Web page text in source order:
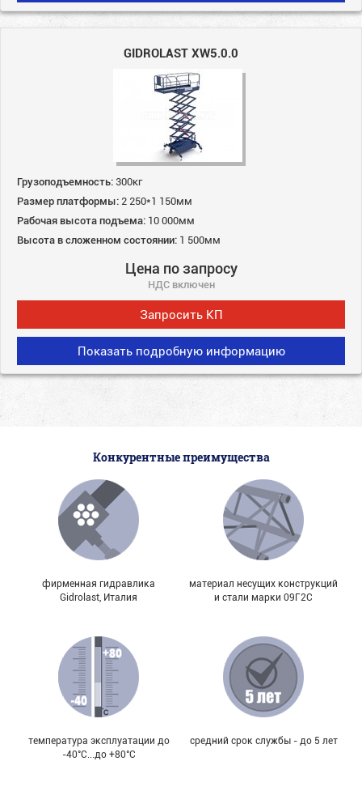
GIDROLAST XW5.0.0
Грузоподъемность: 300кг
Размер платформы: 2 250*1 150мм
Рабочая высота подъема: 10 000мм
Высота в сложенном состоянии: 1 500мм
Цена по запросу
НДС включен
Запросить КП
Показать подробную информацию
Конкурентные преимущества
фирменная гидравлика
Gidrolast, Италия
материал несущих конструкций
и стали марки 09Г2С
температура эксплуатации до
-40°С...до +80°С
средний срок службы - до 5 лет